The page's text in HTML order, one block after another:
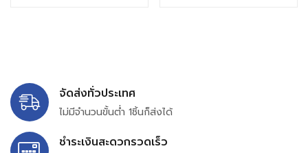
จัดส่งทั่วประเทศ
ไม่มีจำนวนขั้นต่ำ 1ชิ้นก็ส่งได้
ชำระเงินสะดวกรวดเร็ว